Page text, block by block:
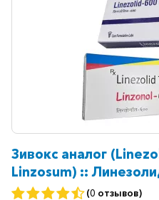
Зивокс аналог
Linzosum) ::
№10
(0 отзывов)